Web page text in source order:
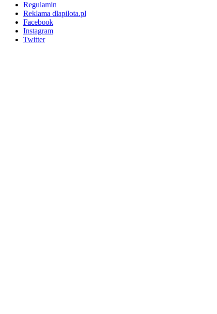
Regulamin
Reklama dlapilota.pl
Facebook
Instagram
Twitter